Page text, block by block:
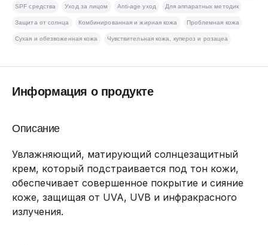
SPF средства Уход за лицом Anti-age уход Для аппаратных методик
Защита от солнца Комбинированная и жирная кожа Проблемная кожа
Сухая и обезвоженная кожа Чувствительная кожа, купероз и розацеа
Информация о продукте
Описание
Увлажняющий, матирующий солнцезащитный
крем, который подстраивается под тон кожи,
обеспечивает совершенное покрытие и сияние
коже, защищая от UVA, UVB и инфракрасного
излучения.